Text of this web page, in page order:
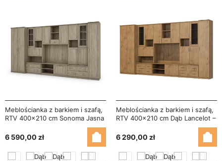
Meblościanka z barkiem i szafą,
RTV 400×210 cm Sonoma Jasna
6 590,00 zł
Meblościanka z barkiem i szafą,
RTV 400×210 cm Dąb Lancelot –
6 290,00 zł